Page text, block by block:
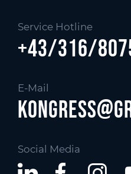
Service Hotline
+43/316/
E-Mail
Social Media